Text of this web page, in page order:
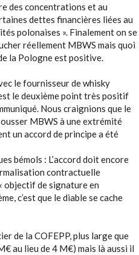
des concentrations et au
dettes financières liées au
polonaises ». Finalement on se
réellement MBWS mais quoi
la Pologne est positive.
le fournisseur de whisky
le deuxième point très positif
Nous craignions que le
MBWS à une extrémité
un accord de principe a été
bémols : L’accord doit encore
contractuelle
objectif de signature en
c’est que le diable se cache
de la COFEPP, plus large que
au lieu de 4 M€) mais là aussi il